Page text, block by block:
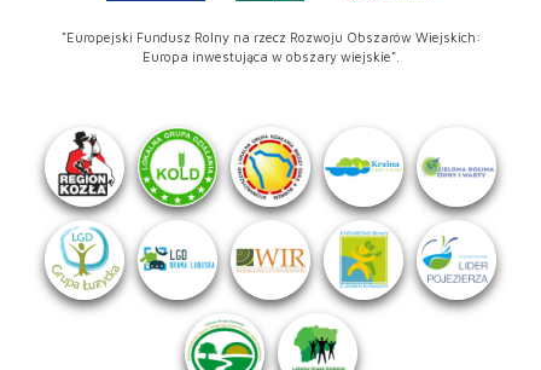
"Europejski Fundusz Rolny na rzecz Rozwoju Obszarów Wiejskich:
Europa inwestująca w obszary wiejskie".